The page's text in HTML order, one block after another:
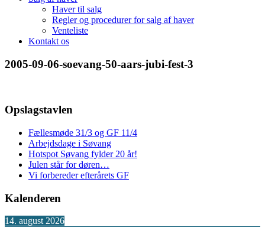
Haver til salg
Regler og procedurer for salg af haver
Venteliste
Kontakt os
2005-09-06-soevang-50-aars-jubi-fest-3
Opslagstavlen
Fællesmøde 31/3 og GF 11/4
Arbejdsdage i Søvang
Hotspot Søvang fylder 20 år!
Julen står for døren…
Vi forbereder efterårets GF
Kalenderen
14. august 2026